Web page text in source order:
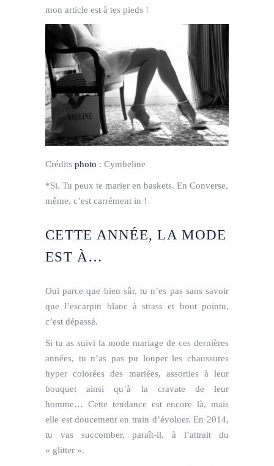
mon article est à tes pieds !
Crédits photo : Cymbeline
*Si. Tu peux te marier en baskets. En Converse,
même, c’est carrément in !
CETTE ANNÉE, LA MODE
EST À…
Oui parce que bien sûr, tu n’es pas sans savoir
que l’escarpin blanc à strass et bout pointu,
c’est dépassé.
Si tu as suivi la mode mariage de ces dernières
années, tu n’as pas pu louper les chaussures
hyper colorées des mariées, assorties à leur
bouquet ainsi qu’à la cravate de leur
homme… Cette tendance est encore là, mais
elle est doucement en train d’évoluer. En 2014,
tu vas succomber, paraît-il, à l’attrait du
« glitter ».